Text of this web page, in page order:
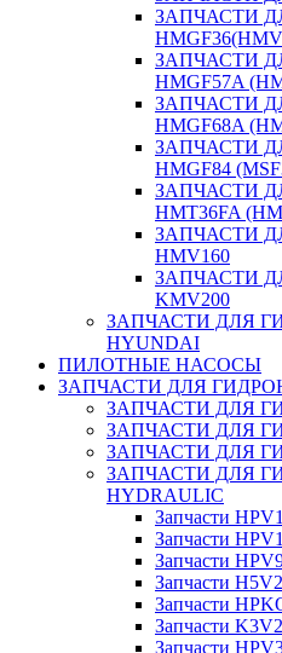
ЗАПЧАСТИ
ЗАПЧАСТИ
HMGF57A
ЗАПЧАСТИ
HMGF68A
ЗАПЧАСТИ
HMGF84
ЗАПЧАСТИ
HMT36FA
ЗАПЧАСТИ
HMV160
ЗАПЧАСТИ
KMV200
ЗАПЧАСТИ ДЛЯ
HYUNDAI
ПИЛОТНЫЕ НАСОСЫ
ЗАПЧАСТИ ДЛЯ
ЗАПЧАСТИ ДЛЯ
ЗАПЧАСТИ ДЛЯ
ЗАПЧАСТИ ДЛЯ
ЗАПЧАСТИ ДЛЯ
HYDRAULIC
Запчасти
Запчасти
Запчасти
Запчасти
Запчасти
Запчасти
Запчасти